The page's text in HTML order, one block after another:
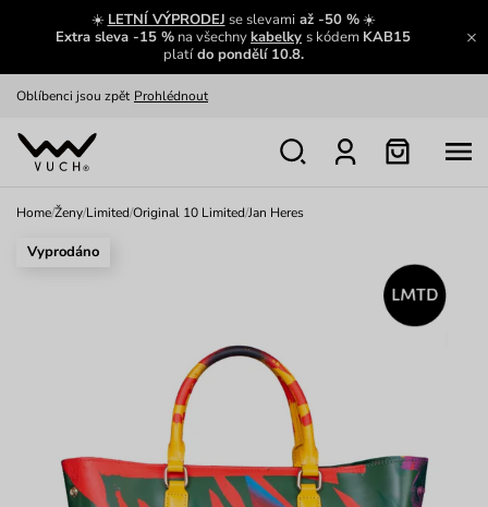
☀️ LETNÍ VÝPRODEJ se slevamiaž -50 %☀️
Extra sleva -15 % na všechnykabelky s kódem KAB15
platído pondělí 10.8.
Zajímavosti ze světa Vuch:
Zobrazit
Oblíbenci jsou zpět Prohlédnout
Nech se inspirovat
Home/Ženy/Limited/Original 10 Limited/Jan Heres
Vyprodáno